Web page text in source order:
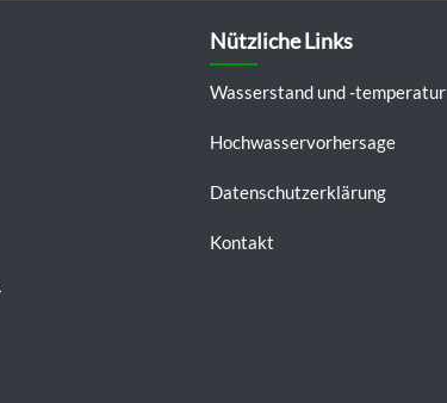
Nützliche Links
Wasserstand und -temperatur
Hochwasservorhersage
Datenschutzerklärung
Kontakt